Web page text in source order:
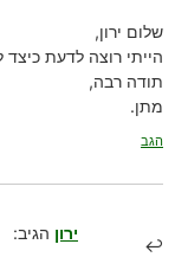
שלום ירון,
הייתי רוצה לדעת
תודה רבה,
מתן.
הגב
ירון הגיב: